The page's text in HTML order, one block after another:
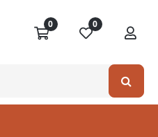
0 0